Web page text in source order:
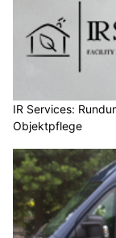
IR Services:
Objektpflege